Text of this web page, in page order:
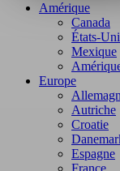
Amérique
Canada
États-
Mexique
Europe
Autriche
Croatie
Espagne
France